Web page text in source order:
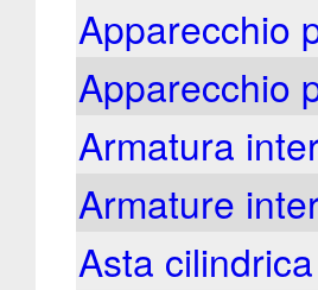
Apparecchio
Apparecchio
Armatura
Armature
Asta cilindrica